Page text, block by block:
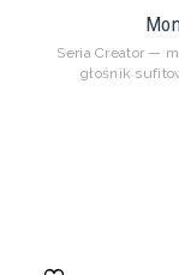
Seria Creator —
głośnik